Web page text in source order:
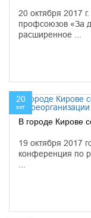
20 октября 2017
профсоюзов «За
расширенное ...
20
окт
В городе Кирове
19 октября 2017
конференция по